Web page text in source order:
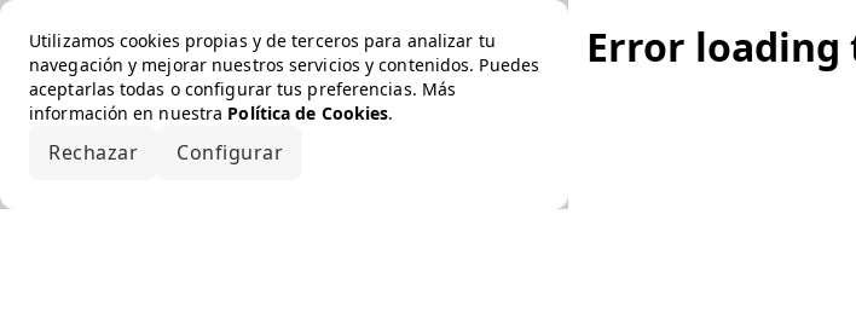
Utilizamos cookies propias y de terceros para analizar tu
navegación y mejorar nuestros servicios y contenidos. Puedes
aceptarlas todas o configurar tus preferencias. Más
información en nuestra Política de Cookies.
Rechazar Configurar
Error loading